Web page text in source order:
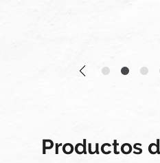
Productos